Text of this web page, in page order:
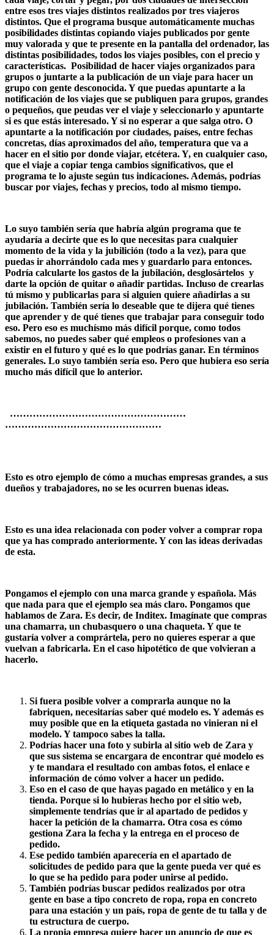
entre esos tres viajes distintos realizados por tres viajeros
distintos. Que el programa busque automáticamente muchas
posibilidades distintas copiando viajes publicados por gente
muy valorada y que te presente en la pantalla del ordenador, las
distintas posibilidades, todos los viajes posibles, con el precio y
características. Posibilidad de hacer viajes organizados para
grupos o juntarte a la publicación de un viaje para hacer un
grupo con gente desconocida. Y que puedas apuntarte a la
notificación de los viajes que se publiquen para grupos, grandes
o pequeños, que peudas ver el viaje y seleccionarlo y apuntarte
si es que estás interesado. Y si no esperar a que salga otro. O
apuntarte a la notificación por ciudades, países, entre fechas
concretas, días aproximados del año, temperatura que va a
hacer en el sitio por donde viajar, etcétera. Y, en cualquier caso,
que el viaje a copiar tenga cambios significativos, que el
programa te lo ajuste según tus indicaciones. Además, podrías
buscar por viajes, fechas y precios, todo al mismo tiempo.
Lo suyo también sería que habría algún programa que te
ayudaría a decirte que es lo que necesitas para cualquier
momento de la vida y la jubilición (todo a la vez), para que
puedas ir ahorrándolo cada mes y guardarlo para entonces.
Podría calcularte los gastos de la jubilación, desglosártelos y
darte la opción de quitar o añadir partidas. Incluso de crearlas
tú mismo y publicarlas para si alguien quiere añadirlas a su
jubilación. También sería lo deseable que te dijera qué tienes
que aprender y de qué tienes que trabajar para conseguir todo
eso. Pero eso es muchísmo más difícil porque, como todos
sabemos, no puedes saber qué empleos o profesiones van a
existir en el futuro y qué es lo que podrías ganar. En términos
generales. Lo suyo también sería eso. Pero que hubiera eso sería
mucho más difícil que lo anterior.
………………………………………………
…………………………………………
Esto es otro ejemplo de cómo a muchas empresas grandes, a sus
dueños y trabajadores, no se les ocurren buenas ideas.
Esto es una idea relacionada con poder volver a comprar ropa
que ya has comprado anteriormente. Y con las ideas derivadas
de esta.
Pongamos el ejemplo con una marca grande y española. Más
que nada para que el ejemplo sea más claro. Pongamos que
hablamos de Zara. Es decir, de Inditex. Imagínate que compras
una chamarra, un chubasquero o una chaqueta. Y que te
gustaría volver a comprártela, pero no quieres esperar a que
vuelvan a fabricarla. En el caso hipotético de que volvieran a
hacerlo.
Si fuera posible volver a comprarla aunque no la
fabriquen, necesitarías saber qué modelo es. Y además es
muy posible que en la etiqueta gastada no vinieran ni el
modelo. Y tampoco sabes la talla.
Podrías hacer una foto y subirla al sitio web de Zara y
que sus sistema se encargara de encontrar qué modelo es
y te mandara el resultado con ambas fotos, el enlace e
información de cómo volver a hacer un pedido.
Eso en el caso de que hayas pagado en metálico y en la
tienda. Porque si lo hubieras hecho por el sitio web,
simplemente tendrías que ir al apartado de pedidos y
hacer la petición de la chamarra. Otra cosa es cómo
gestiona Zara la fecha y la entrega en el proceso de
pedido.
Ese pedido también aparecería en el apartado de
solicitudes de pedido para que la gente pueda ver qué es
lo que se ha pedido para poder unirse al pedido.
También podrías buscar pedidos realizados por otra
gente en base a tipo concreto de ropa, ropa en concreto
para una estación y un país, ropa de gente de tu talla y de
tu estructura de cuerpo.
La propia empresa quiere hacer un anuncio de que es